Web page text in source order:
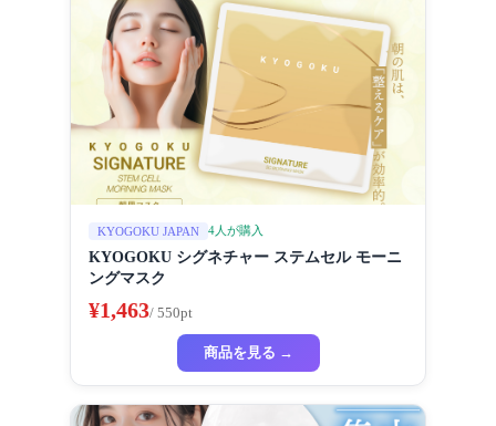
KYOGOKU JAPAN 4人が購入
KYOGOKU シグネチャー ステムセル モーニ
ングマスク
¥1,463/ 550pt
商品を見る →